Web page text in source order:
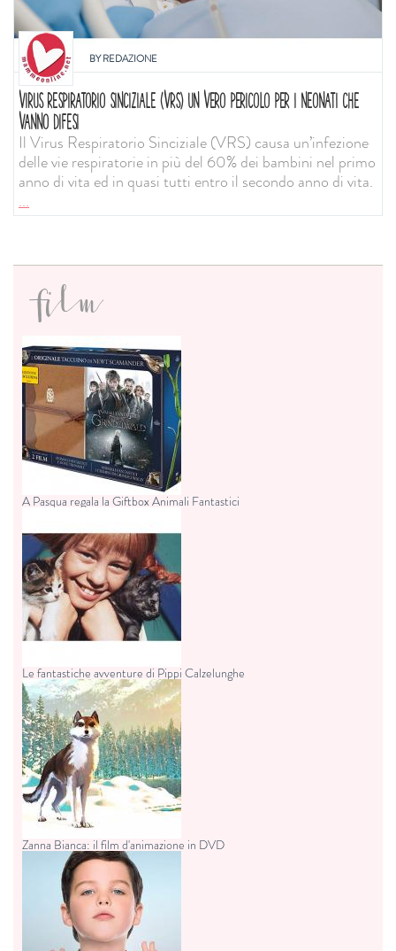
BYREDAZIONE
VIRUS RESPIRATORIO SINCIZIALE (VRS) UN VERO PERICOLO PER I NEONATI CHE
VANNO DIFESI
Il Virus Respiratorio Sinciziale (VRS) causa un’infezione
delle vie respiratorie in più del 60% dei bambini nel primo
anno di vita ed in quasi tutti entro il secondo anno di vita.
...
film
A Pasqua regala la Giftbox Animali Fantastici
Le fantastiche avventure di Pippi Calzelunghe
Zanna Bianca: il film d'animazione in DVD